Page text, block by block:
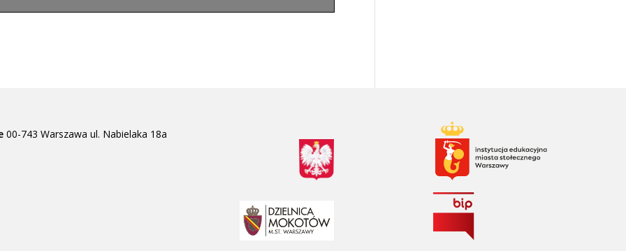
00-743 Warszawa ul. Nabielaka 18a